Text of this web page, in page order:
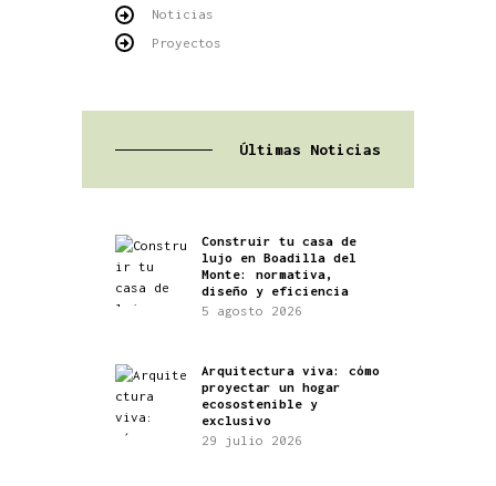
Noticias
Proyectos
Últimas Noticias
Construir tu casa de
lujo en Boadilla del
Monte: normativa,
diseño y eficiencia
5 agosto 2026
Arquitectura viva: cómo
proyectar un hogar
ecosostenible y
exclusivo
29 julio 2026